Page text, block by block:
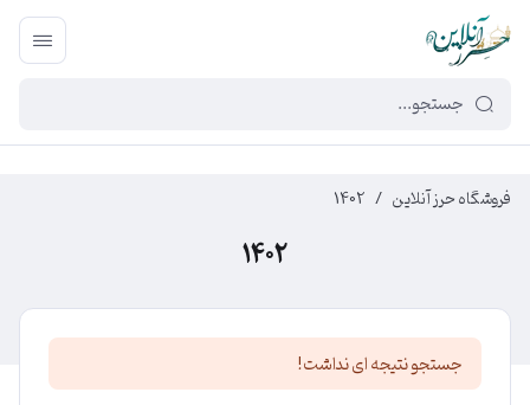
449f43cf-3da2-4422-bb12-2566cb5b8b05
فروشگاه حرز آنلاین /
1402
1402
جستجو نتیجه ای نداشت!